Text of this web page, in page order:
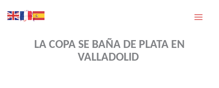
LA COPA SE BAÑA DE PLATA EN
VALLADOLID